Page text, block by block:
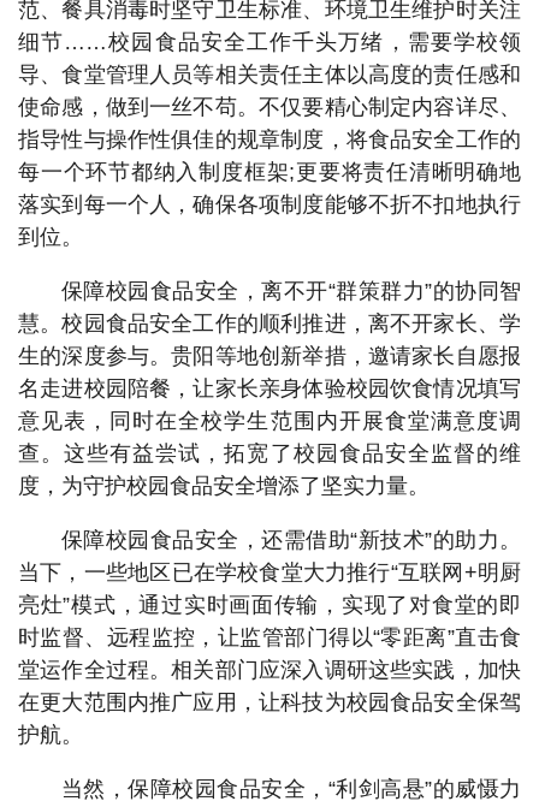
范、餐具消毒时坚守卫生标准、环境卫生维护时关注
细节……校园食品安全工作千头万绪，需要学校领
导、食堂管理人员等相关责任主体以高度的责任感和
使命感，做到一丝不苟。不仅要精心制定内容详尽、
指导性与操作性俱佳的规章制度，将食品安全工作的
每一个环节都纳入制度框架;更要将责任清晰明确地
落实到每一个人，确保各项制度能够不折不扣地执行
到位。
保障校园食品安全，离不开“群策群力”的协同智
慧。校园食品安全工作的顺利推进，离不开家长、学
生的深度参与。贵阳等地创新举措，邀请家长自愿报
名走进校园陪餐，让家长亲身体验校园饮食情况填写
意见表，同时在全校学生范围内开展食堂满意度调
查。这些有益尝试，拓宽了校园食品安全监督的维
度，为守护校园食品安全增添了坚实力量。
保障校园食品安全，还需借助“新技术”的助力。
当下，一些地区已在学校食堂大力推行“互联网+明厨
亮灶”模式，通过实时画面传输，实现了对食堂的即
时监督、远程监控，让监管部门得以“零距离”直击食
堂运作全过程。相关部门应深入调研这些实践，加快
在更大范围内推广应用，让科技为校园食品安全保驾
护航。
当然，保障校园食品安全，“利剑高悬”的威慑力